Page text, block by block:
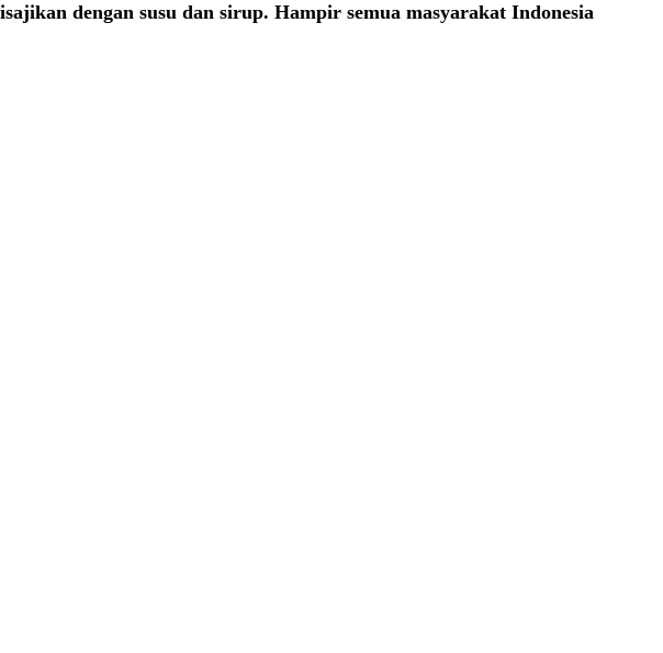
dengan susu dan sirup. Hampir semua masyarakat Indonesia